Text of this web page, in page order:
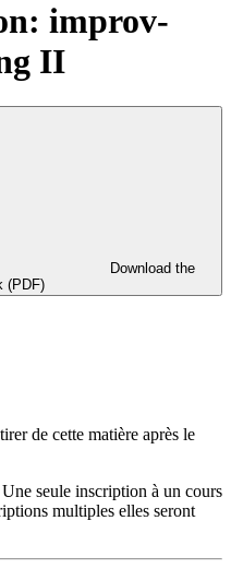
improv-
II
(PDF)
de cette matière après le
seule inscription à un cours
multiples elles seront